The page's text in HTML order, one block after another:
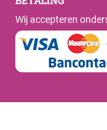
Wij accepteren